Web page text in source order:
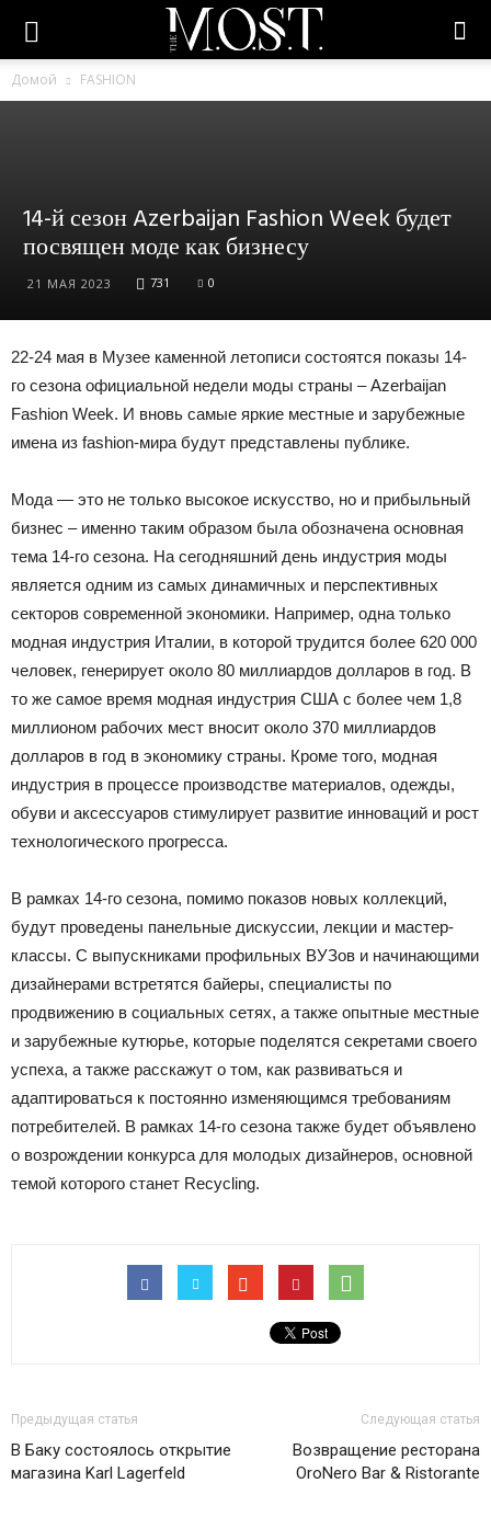
Домой FASHION
14-й сезон Azerbaijan Fashion Week будет
посвящен моде как бизнесу
21 МАЯ 2023 731 0
22-24 мая в Музее каменной летописи состоятся показы 14-
го сезона официальной недели моды страны – Azerbaijan
Fashion Week. И вновь самые яркие местные и зарубежные
имена из fashion-мира будут представлены публике.
Мода — это не только высокое искусство, но и прибыльный
бизнес – именно таким образом была обозначена основная
тема 14-го сезона. На сегодняшний день индустрия моды
является одним из самых динамичных и перспективных
секторов современной экономики. Например, одна только
модная индустрия Италии, в которой трудится более 620 000
человек, генерирует около 80 миллиардов долларов в год. В
то же самое время модная индустрия США с более чем 1,8
миллионом рабочих мест вносит около 370 миллиардов
долларов в год в экономику страны. Кроме того, модная
индустрия в процессе производстве материалов, одежды,
обуви и аксессуаров стимулирует развитие инноваций и рост
технологического прогресса.
В рамках 14-го сезона, помимо показов новых коллекций,
будут проведены панельные дискуссии, лекции и мастер-
классы. С выпускниками профильных ВУЗов и начинающими
дизайнерами встретятся байеры, специалисты по
продвижению в социальных сетях, а также опытные местные
и зарубежные кутюрье, которые поделятся секретами своего
успеха, а также расскажут о том, как развиваться и
адаптироваться к постоянно изменяющимся требованиям
потребителей. В рамках 14-го сезона также будет объявлено
о возрождении конкурса для молодых дизайнеров, основной
темой которого станет Recycling.
Предыдущая статья
В Баку состоялось открытие
магазина Karl Lagerfeld
Следующая статья
Возвращение ресторана
OroNero Bar & Ristorante